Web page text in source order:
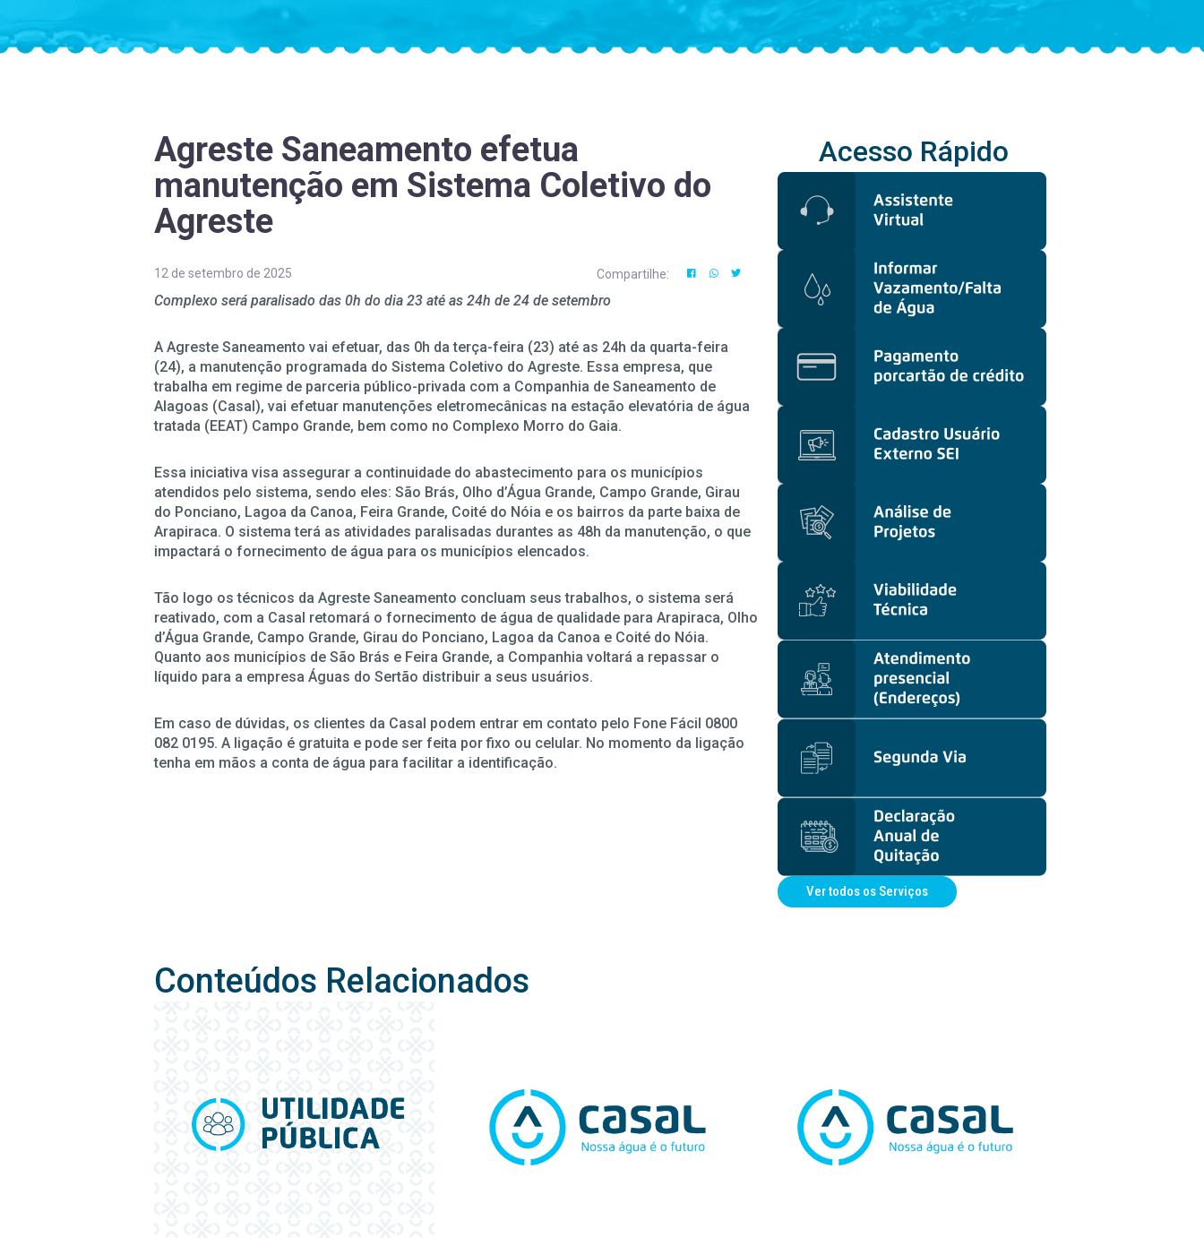
Agreste Saneamento efetua
manutenção em Sistema Coletivo do
Agreste
12 de setembro de 2025 Compartilhe:
Complexo será paralisado das 0h do dia 23 até as 24h de 24 de setembro
A Agreste Saneamento vai efetuar, das 0h da terça-feira (23) até as 24h da quarta-feira
(24), a manutenção programada do Sistema Coletivo do Agreste. Essa empresa, que
trabalha em regime de parceria público-privada com a Companhia de Saneamento de
Alagoas (Casal), vai efetuar manutenções eletromecânicas na estação elevatória de água
tratada (EEAT) Campo Grande, bem como no Complexo Morro do Gaia.
Essa iniciativa visa assegurar a continuidade do abastecimento para os municípios
atendidos pelo sistema, sendo eles: São Brás, Olho d’Água Grande, Campo Grande, Girau
do Ponciano, Lagoa da Canoa, Feira Grande, Coité do Nóia e os bairros da parte baixa de
Arapiraca. O sistema terá as atividades paralisadas durantes as 48h da manutenção, o que
impactará o fornecimento de água para os municípios elencados.
Tão logo os técnicos da Agreste Saneamento concluam seus trabalhos, o sistema será
reativado, com a Casal retomará o fornecimento de água de qualidade para Arapiraca, Olho
d’Água Grande, Campo Grande, Girau do Ponciano, Lagoa da Canoa e Coité do Nóia.
Quanto aos municípios de São Brás e Feira Grande, a Companhia voltará a repassar o
líquido para a empresa Águas do Sertão distribuir a seus usuários.
Em caso de dúvidas, os clientes da Casal podem entrar em contato pelo Fone Fácil 0800
082 0195. A ligação é gratuita e pode ser feita por fixo ou celular. No momento da ligação
tenha em mãos a conta de água para facilitar a identificação.
Acesso Rápido
Ver todos os Serviços
Conteúdos Relacionados